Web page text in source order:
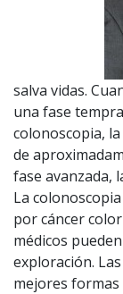
salva vidas.
una fase
colonoscopia,
de
fase avanzada,
La
por cáncer
médicos
exploración.
mejores